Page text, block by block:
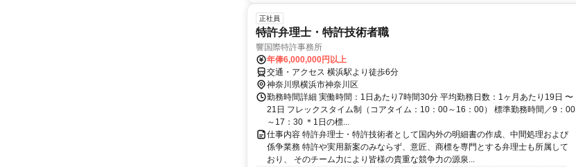
正社員
特許弁理士・特許技術者職
響国際特許事務所
年俸6,000,000円以上
交通・アクセス 横浜駅より徒歩6分
神奈川県横浜市神奈川区
勤務時間詳細 実働時間：1日あたり7時間30分 平均勤務日数：1ヶ月あたり19日 〜
21日 フレックスタイム制（コアタイム：10：00～16：00） 標準勤務時間／9：00
～17：30 ＊1日の標...
仕事内容 特許弁理士・特許技術者として国内外の明細書の作成、中間処理および
係争業務 特許や実用新案のみならず、意匠、商標を専門とする弁理士も所属して
おり、 そのチーム力により皆様の貴重な競争力の源泉...